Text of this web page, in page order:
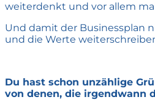
weiterdenkt und vor allem
Und damit der Businessplan
und die Werte
Du hast schon unzählige
von denen, die irgendwann